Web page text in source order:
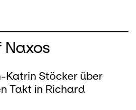
Katrin Stöcker über
Takt in Richard